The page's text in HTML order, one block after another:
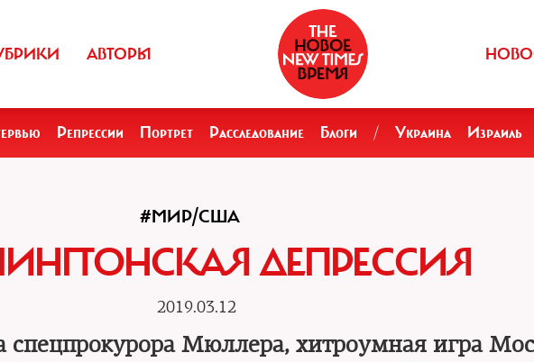
АВТОРЫ
Репрессии Портрет Расследование Блоги / Украина Израиль
#МИР/США
ДЕПРЕССИЯ
2019.03.12
спецпрокурора Мюллера, хитроумная игра